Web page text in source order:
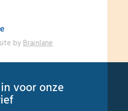
byBrainlane
voor onze